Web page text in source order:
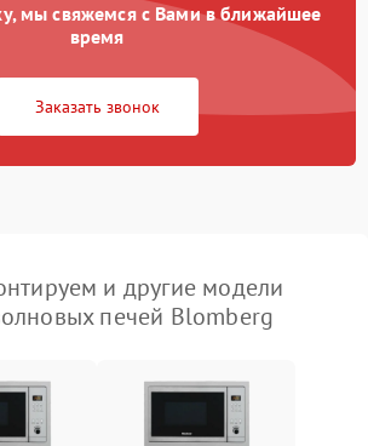
мы свяжемся с Вами в ближайшее
время
Заказать звонок
и другие модели
печей Blomberg